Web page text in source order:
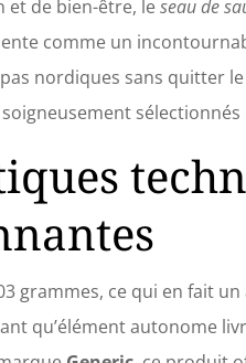
vous des séances de
ensemble de seaux et
besoin d'ajouter
expérience de sauna
et louches de sauna
l'humidité. Vous
sauna robuste et sûre.
et de bien-être, leseau de
comme un
nordiques sans quitter
grammes, ce qui en fait
qu’élément autonome